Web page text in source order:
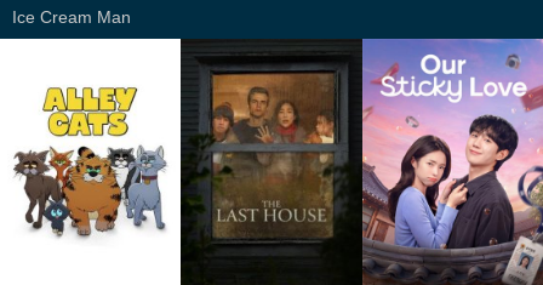
Ice Cream Man